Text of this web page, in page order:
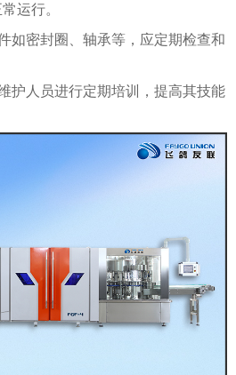
运行。
如密封圈、轴承等，应定期检查和
护人员进行定期培训，提高其技能